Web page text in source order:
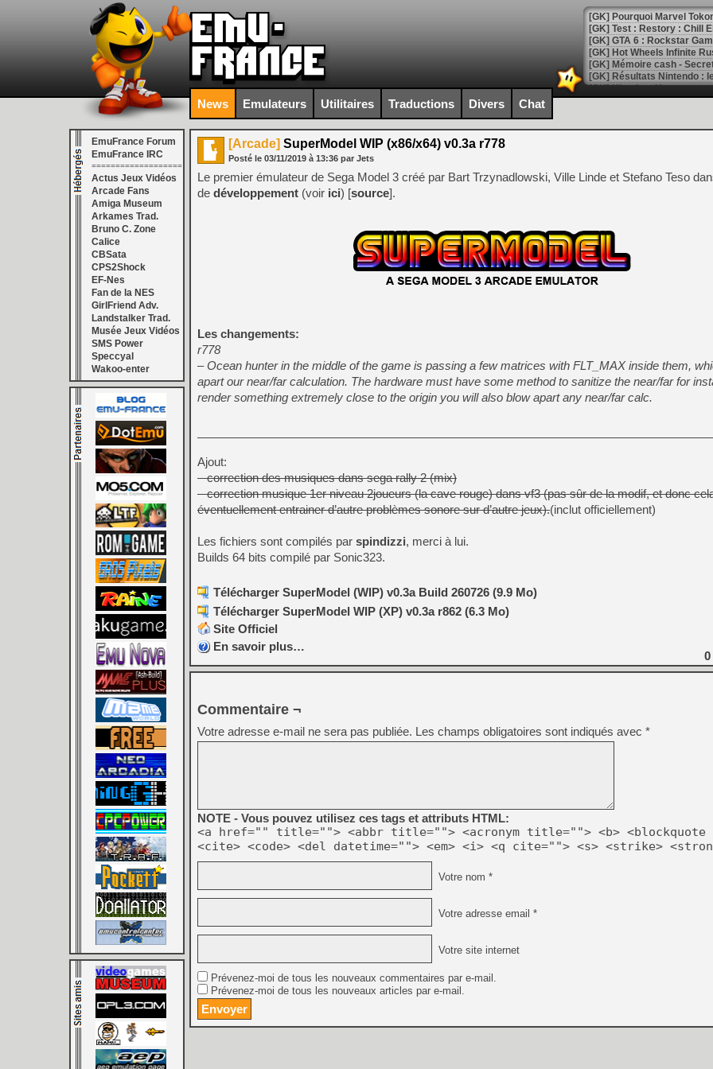
[GK] Pourquoi Marvel
[GK] Test : Restory : Chill
[GK] GTA 6 : Rockstar
[GK] Hot Wheels Infinite
[GK] Mémoire cash -
[GK] Résultats Nintendo :
[GK] Déjà des
[Mo5] Brickboy cherche à
[GK] Minecraft et ses «
[GK] Beast of
[GK] Ubisoft : fin de partie
[GK] Mémoire cash -
[GK] Dan Houser (GTA)
[GK] Comment EA Sports
[GK] Crimson Moon : un
[GK] Isle of Reveries : le
[GK] Moonlighter 2 : The
[GK] Capcom relance
[Mo5] Deux inédits du
[GK] Le beat'em up The
[GK] Endless Legend 2 :
[LS] [PS5] Le WebKit
[GK] Oubliez Crazy Taxi,
[LS] [Switch] NSZ 5.0.0
[GK] No More Room in
[GK] Un chatbot Atelier
[GK] Mémoire cash -
[GK] Nvidia : le prix des
[GK] Suikoden Star Leap
[Mo5] La mini borne
News Emulateurs Utilitaires Traductions Divers Chat
EmuFrance Forum
EmuFrance IRC
===================
Actus Jeux Vidéos
Arcade Fans
Amiga Museum
Arkames Trad.
Bruno C. Zone
Calice
CBSata
CPS2Shock
EF-Nes
Fan de la NES
GirlFriend Adv.
Landstalker Trad.
Musée Jeux Vidéos
SMS Power
Speccyal
Wakoo-enter
[Arcade] SuperModel WIP (x86/x64) v0.3a r778
Posté le 03/11/2019 à 13:36 par Jets
Le premier émulateur de Sega Model 3 créé par Bart Trzynadlowski, Ville Linde et Stefano Teso
de développement (voir ici) [source].
Les changements:
r778
– Ocean hunter in the middle of the game is passing a few matrices with FLT_MAX inside them,
apart our near/far calculation. The hardware must have some method to sanitize the near/far for
render something extremely close to the origin you will also blow apart any near/far calc.
Ajout:
– correction des musiques dans sega rally 2 (mix)
– correction musique 1er niveau 2joueurs (la cave rouge) dans vf3 (pas sûr de la modif, et donc
éventuellement entrainer d’autre problèmes sonore sur d’autre jeux).(inclut officiellement)
Les fichiers sont compilés par spindizzi, merci à lui.
Builds 64 bits compilé par Sonic323.
Télécharger SuperModel (WIP) v0.3a Build 260726 (9.9 Mo)
Télécharger SuperModel WIP (XP) v0.3a r862 (6.3 Mo)
Site Officiel
En savoir plus…
0
Commentaire ¬
Votre adresse e-mail ne sera pas publiée. Les champs obligatoires sont indiqués avec *
NOTE - Vous pouvez utilisez ces tags et attributs HTML:
<a href="" title=""> <abbr title=""> <acronym title=""> <b> <blockquote
<cite> <code> <del datetime=""> <em> <i> <q cite=""> <s> <strike>
Votre nom *
Votre adresse email *
Votre site internet
Prévenez-moi de tous les nouveaux commentaires par e-mail.
Prévenez-moi de tous les nouveaux articles par e-mail.